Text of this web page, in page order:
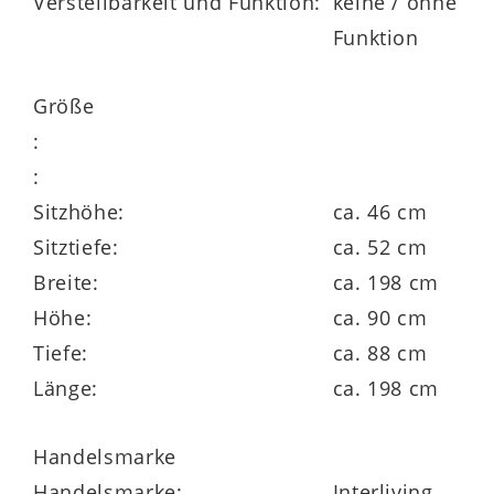
Polyätherschaumpolsterung und
gemeinsam für ein ausgewogenes,
angenehmes Sitzgefühl sorgen. Die
ergonomisch geneigten
Armlehnen
bieten zusätzlichen Komfort
und lassen sich sogar als Kopfstützen
nutzen – perfekt für eine kurze
Entspannungspause oder gemütliche
Lesestunden.
Kompakte Maße, maximale
Funktion
Größe
:
:
Sitzhöhe:
ca. 46 cm
Sitztiefe:
ca. 52 cm
Breite:
ca. 198 cm
Höhe:
ca. 90 cm
Tiefe:
ca. 88 cm
Länge:
ca. 198 cm
Handelsmarke